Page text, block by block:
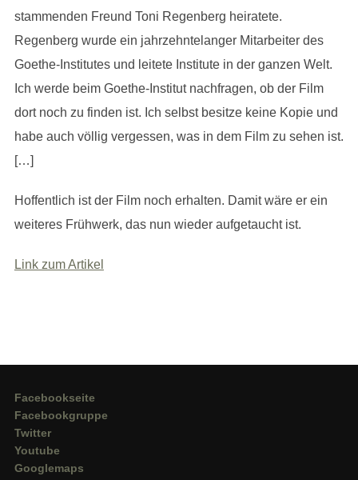
stammenden Freund Toni Regenberg heiratete.
Regenberg wurde ein jahrzehntelanger Mitarbeiter des
Goethe-Institutes und leitete Institute in der ganzen Welt.
Ich werde beim Goethe-Institut nachfragen, ob der Film
dort noch zu finden ist. Ich selbst besitze keine Kopie und
habe auch völlig vergessen, was in dem Film zu sehen ist.
[…]
Hoffentlich ist der Film noch erhalten. Damit wäre er ein
weiteres Frühwerk, das nun wieder aufgetaucht ist.
Link zum Artikel
Facebookseite
Facebookgruppe
Twitter
Youtube
Googlemaps